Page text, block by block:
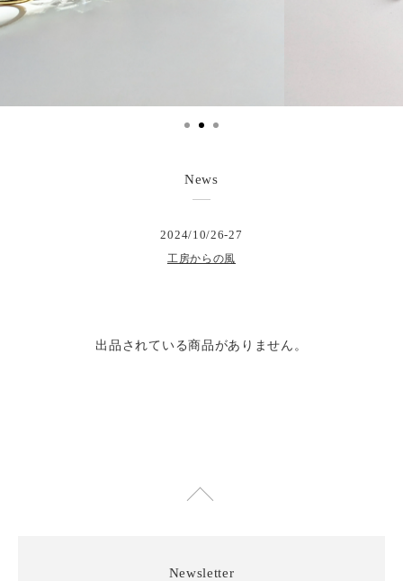
News
2024/10/26-27
工房からの風
出品されている商品がありません。
Newsletter